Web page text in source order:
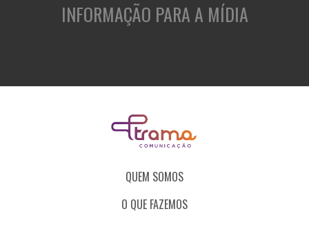
INFORMAÇÃO PARA A MÍDIA
QUEM SOMOS
O QUE FAZEMOS